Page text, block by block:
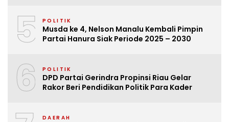
5 POLITIK
Musda ke 4, Nelson Manalu Kembali Pimpin
Partai Hanura Siak Periode 2025 – 2030
6 POLITIK
DPD Partai Gerindra Propinsi Riau Gelar
Rakor Beri Pendidikan Politik Para Kader
DAERAH